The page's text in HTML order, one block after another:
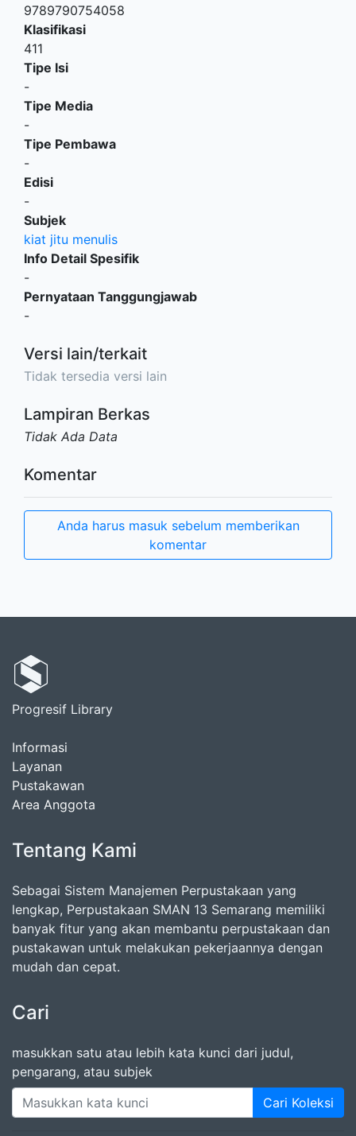
9789790754058
Klasifikasi
411
Tipe Isi
-
Tipe Media
-
Tipe Pembawa
-
Edisi
-
Subjek
kiat jitu menulis
Info Detail Spesifik
-
Pernyataan Tanggungjawab
-
Versi lain/terkait
Tidak tersedia versi lain
Lampiran Berkas
Tidak Ada Data
Komentar
Anda harus masuk sebelum memberikan
komentar
Progresif Library
Informasi
Layanan
Pustakawan
Area Anggota
Tentang Kami
Sebagai Sistem Manajemen Perpustakaan yang
lengkap, Perpustakaan SMAN 13 Semarang memiliki
banyak fitur yang akan membantu perpustakaan dan
pustakawan untuk melakukan pekerjaannya dengan
mudah dan cepat.
Cari
masukkan satu atau lebih kata kunci dari judul,
pengarang, atau subjek
Cari Koleksi